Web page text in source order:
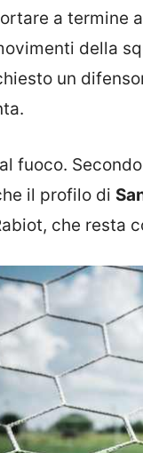
a termine
della
un
fuoco.
il profilo di
che resta